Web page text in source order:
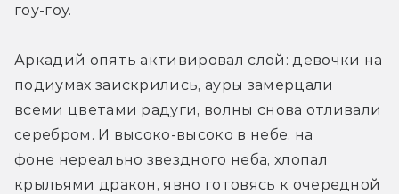
гоу-гоу.
Аркадий опять активировал слой: девочки на
подиумах заискрились, ауры замерцали
всеми цветами радуги, волны снова отливали
серебром. И высоко-высоко в небе, на
фоне нереально звездного неба, хлопал
крыльями дракон, явно готовясь к очередной